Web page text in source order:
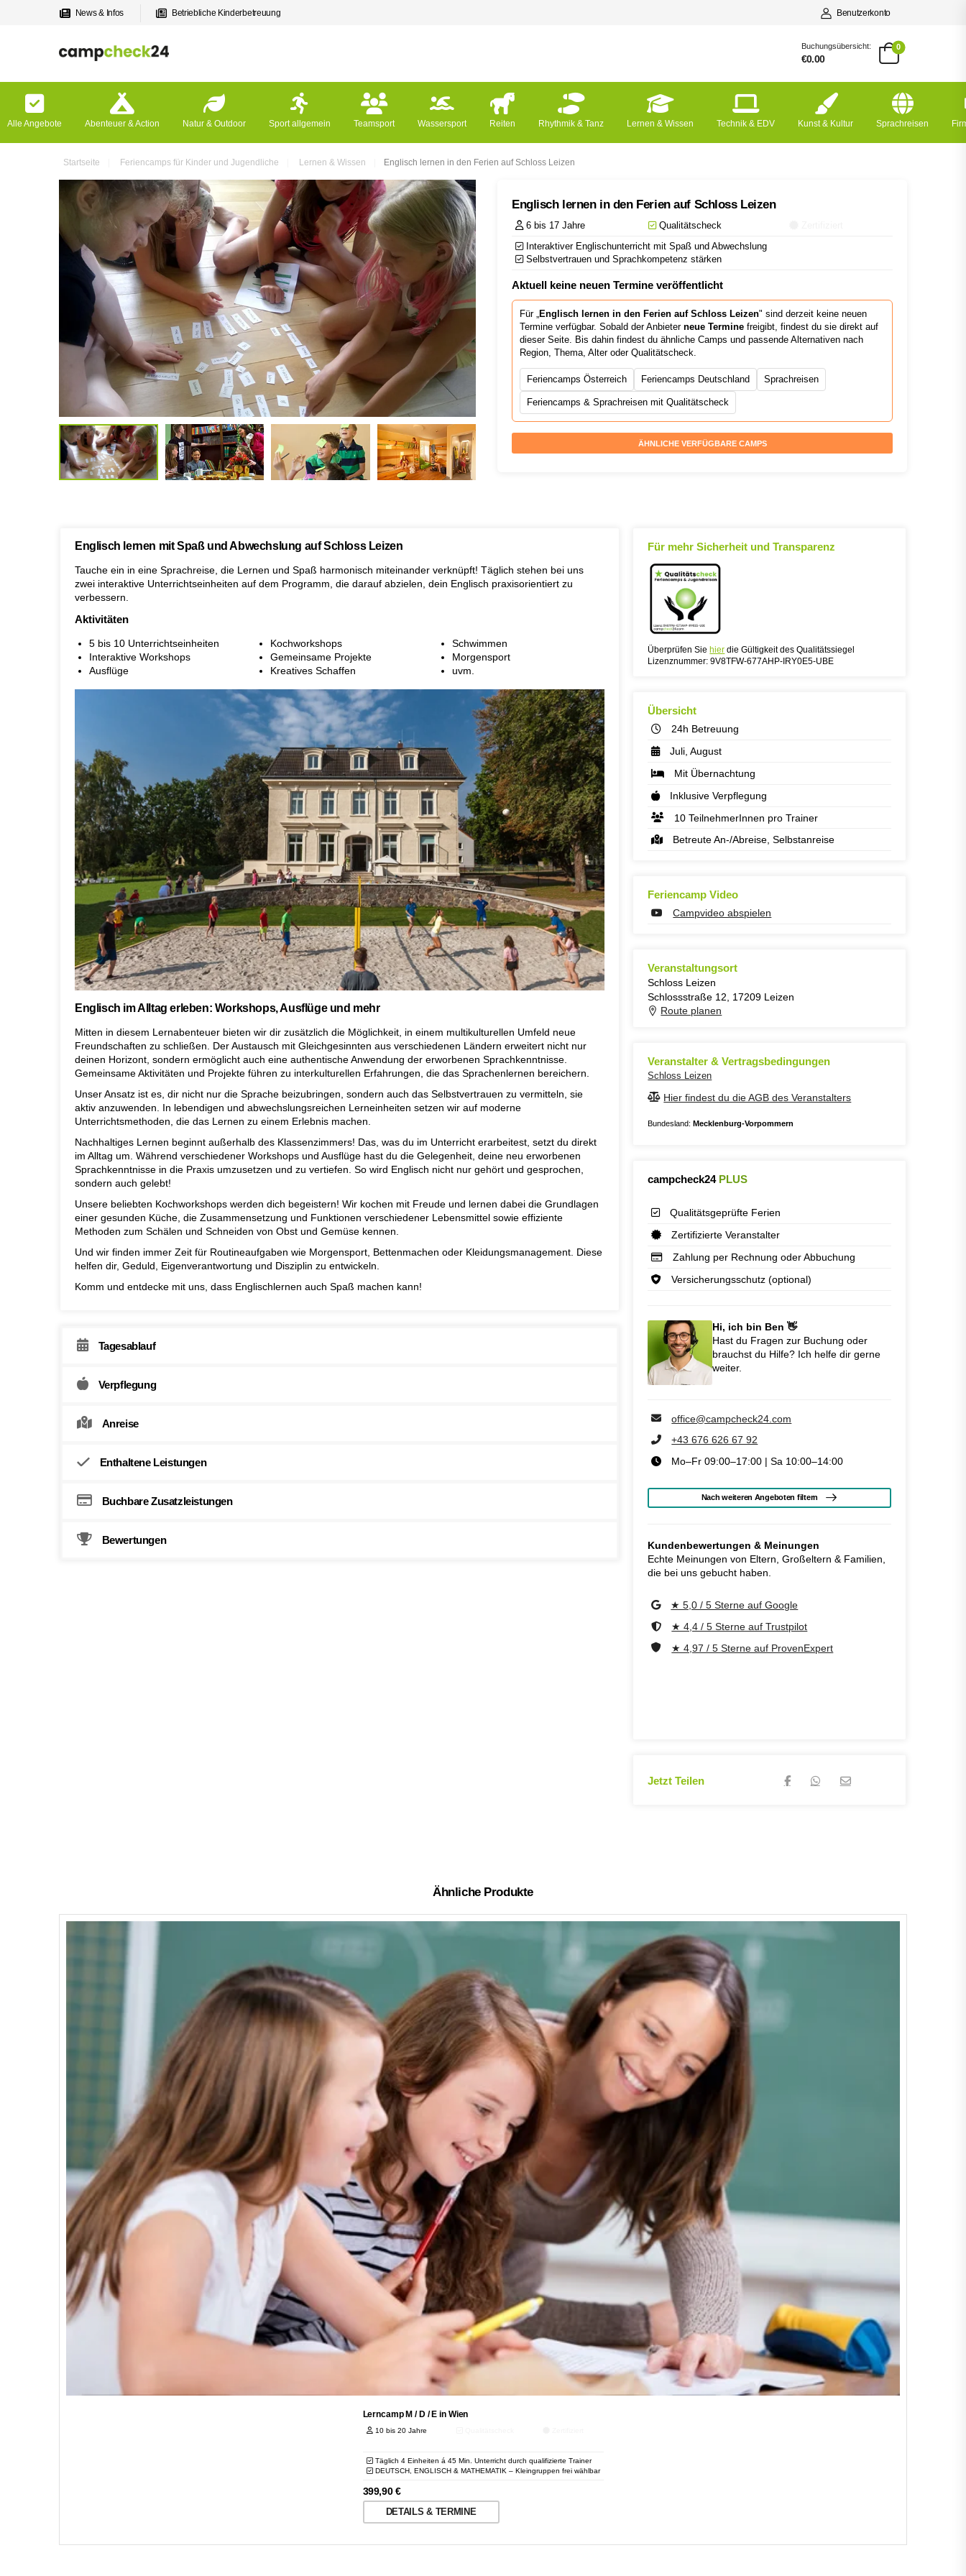
News & Infos Betriebliche Kinderbetreuung Benutzerkonto
Buchungsübersicht:
€0.00
0
Alle Angebote Abenteuer & Action Natur & Outdoor Sport allgemein Teamsport Wassersport Reiten Rhythmik & Tanz Lernen & Wissen Technik & EDV Kunst & Kultur Sprachreisen
Startseite Feriencamps für Kinder und Jugendliche Lernen & Wissen Englisch lernen in den Ferien auf Schloss Leizen
Englisch lernen in den Ferien auf Schloss Leizen
6 bis 17 Jahre Qualitätscheck
Interaktiver Englischunterricht mit Spaß und Abwechslung
Selbstvertrauen und Sprachkompetenz stärken
Aktuell keine neuen Termine veröffentlicht
Für „Englisch lernen in den Ferien auf Schloss Leizen" sind derzeit keine neuen
Termine verfügbar. Sobald der Anbieter neue Termine freigibt, findest du sie direkt auf
dieser Seite. Bis dahin findest du ähnliche Camps und passende Alternativen nach
Region, Thema, Alter oder Qualitätscheck.
Feriencamps Österreich Feriencamps Deutschland Sprachreisen
Feriencamps & Sprachreisen mit Qualitätscheck
ÄHNLICHE VERFÜGBARE CAMPS
Englisch lernen mit Spaß und Abwechslung auf Schloss Leizen
Tauche ein in eine Sprachreise, die Lernen und Spaß harmonisch miteinander verknüpft! Täglich stehen bei uns
zwei interaktive Unterrichtseinheiten auf dem Programm, die darauf abzielen, dein Englisch praxisorientiert zu
verbessern.
Aktivitäten
5 bis 10 Unterrichtseinheiten
Interaktive Workshops
Ausflüge
Kochworkshops
Gemeinsame Projekte
Kreatives Schaffen
Schwimmen
Morgensport
uvm.
Englisch im Alltag erleben: Workshops, Ausflüge und mehr
Mitten in diesem Lernabenteuer bieten wir dir zusätzlich die Möglichkeit, in einem multikulturellen Umfeld neue
Freundschaften zu schließen. Der Austausch mit Gleichgesinnten aus verschiedenen Ländern erweitert nicht nur
deinen Horizont, sondern ermöglicht auch eine authentische Anwendung der erworbenen Sprachkenntnisse.
Gemeinsame Aktivitäten und Projekte führen zu interkulturellen Erfahrungen, die das Sprachenlernen bereichern.
Unser Ansatz ist es, dir nicht nur die Sprache beizubringen, sondern auch das Selbstvertrauen zu vermitteln, sie
aktiv anzuwenden. In lebendigen und abwechslungsreichen Lerneinheiten setzen wir auf moderne
Unterrichtsmethoden, die das Lernen zu einem Erlebnis machen.
Nachhaltiges Lernen beginnt außerhalb des Klassenzimmers! Das, was du im Unterricht erarbeitest, setzt du direkt
im Alltag um. Während verschiedener Workshops und Ausflüge hast du die Gelegenheit, deine neu erworbenen
Sprachkenntnisse in die Praxis umzusetzen und zu vertiefen. So wird Englisch nicht nur gehört und gesprochen,
sondern auch gelebt!
Unsere beliebten Kochworkshops werden dich begeistern! Wir kochen mit Freude und lernen dabei die Grundlagen
einer gesunden Küche, die Zusammensetzung und Funktionen verschiedener Lebensmittel sowie effiziente
Methoden zum Schälen und Schneiden von Obst und Gemüse kennen.
Und wir finden immer Zeit für Routineaufgaben wie Morgensport, Bettenmachen oder Kleidungsmanagement. Diese
helfen dir, Geduld, Eigenverantwortung und Disziplin zu entwickeln.
Komm und entdecke mit uns, dass Englischlernen auch Spaß machen kann!
Tagesablauf
Verpflegung
Anreise
Enthaltene Leistungen
Buchbare Zusatzleistungen
Bewertungen
Für mehr Sicherheit und Transparenz
Überprüfen Sie hier die Gültigkeit des Qualitätssiegel
Lizenznummer: 9V8TFW-677AHP-IRY0E5-UBE
Übersicht
24h Betreuung
Juli, August
Mit Übernachtung
Inklusive Verpflegung
10 TeilnehmerInnen pro Trainer
Betreute An-/Abreise, Selbstanreise
Feriencamp Video
Campvideo abspielen
Veranstaltungsort
Schloss Leizen
Schlossstraße 12, 17209 Leizen
Route planen
Veranstalter & Vertragsbedingungen
Schloss Leizen
Hier findest du die AGB des Veranstalters
Bundesland: Mecklenburg-Vorpommern
campcheck24 PLUS
Qualitätsgeprüfte Ferien
Zertifizierte Veranstalter
Zahlung per Rechnung oder Abbuchung
Versicherungsschutz (optional)
Hi, ich bin Ben 👋
Hast du Fragen zur Buchung oder
brauchst du Hilfe? Ich helfe dir gerne
weiter.
office@campcheck24.com
+43 676 626 67 92
Mo–Fr 09:00–17:00 | Sa 10:00–14:00
Nach weiteren Angeboten filtern
Kundenbewertungen & Meinungen
Echte Meinungen von Eltern, Großeltern & Familien,
die bei uns gebucht haben.
★ 5,0 / 5 Sterne auf Google
★ 4,4 / 5 Sterne auf Trustpilot
★ 4,97 / 5 Sterne auf ProvenExpert
Jetzt Teilen
Ähnliche Produkte
Lerncamp M / D / E in Wien
10 bis 20 Jahre
Täglich 4 Einheiten á 45 Min. Unterricht durch qualifizierte Trainer
DEUTSCH, ENGLISCH & MATHEMATIK – Kleingruppen frei wählbar
399,90€
DETAILS & TERMINE